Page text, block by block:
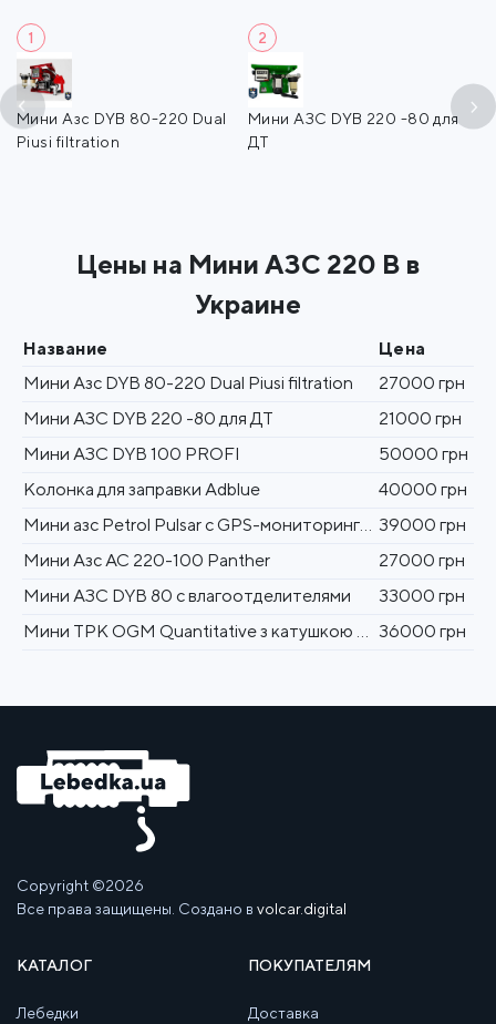
1
Мини Азс DYB 80-220 Dual
Piusi filtration
2
Мини АЗС DYB 220 -80 для
ДТ
Цены на Мини АЗС 220 В в
Украине
Название
Цена
Мини Азс DYB 80-220 Dual Piusi filtration
27000 грн
Мини АЗС DYB 220 -80 для ДТ
21000 грн
Мини АЗС DYB 100 PROFI
50000 грн
Колонка для заправки Adblue
40000 грн
Mини азс Petrol Pulsar c GPS-мониторингом выдачи топлива по карточкам 39000 грн
Мини Азс АС 220-100 Panther
27000 грн
Мини АЗС DYB 80 c влагоотделителями
33000 грн
Мини ТРК OGM Quantitative з катушкою 15 м 36000 грн
Copyright ©2026
Все права защищены. Создано в volcar.digital
КАТАЛОГ
Лебедки
ПОКУПАТЕЛЯМ
Доставка